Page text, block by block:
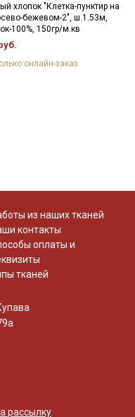
хлопок "Клетка-пунктир на
бежевом-2", ш.1.53м,
100%, 150гр/м.кв
онлайн-заказ
из наших тканей
контакты
оплаты и
тканей
рассылку